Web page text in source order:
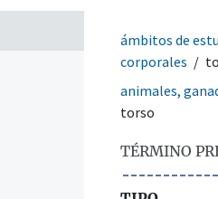
ámbitos de
corporales
animales,
torso
TÉRMINO